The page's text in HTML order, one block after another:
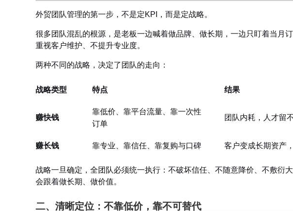
外贸团队管理的第一步，不是定KPI，而是定战略。
很多团队混乱的根源，是老板一边喊着做品牌、做长期，一边只盯着当月
重视客户维护、不提升专业度。
两种不同的战略，决定了团队的走向：
战略类型 特点 结果
赚快钱
靠低价、靠平台流量、靠一次性
订单
团队内耗，人才留
赚长钱 靠专业、靠信任、靠复购与口碑 客户变成长期资产
战略一旦确定，全团队必须统一执行：不破坏信任、不随意降价、不敷衍
会跟着做长期、做价值。
二、清晰定位：不靠低价，靠不可替代